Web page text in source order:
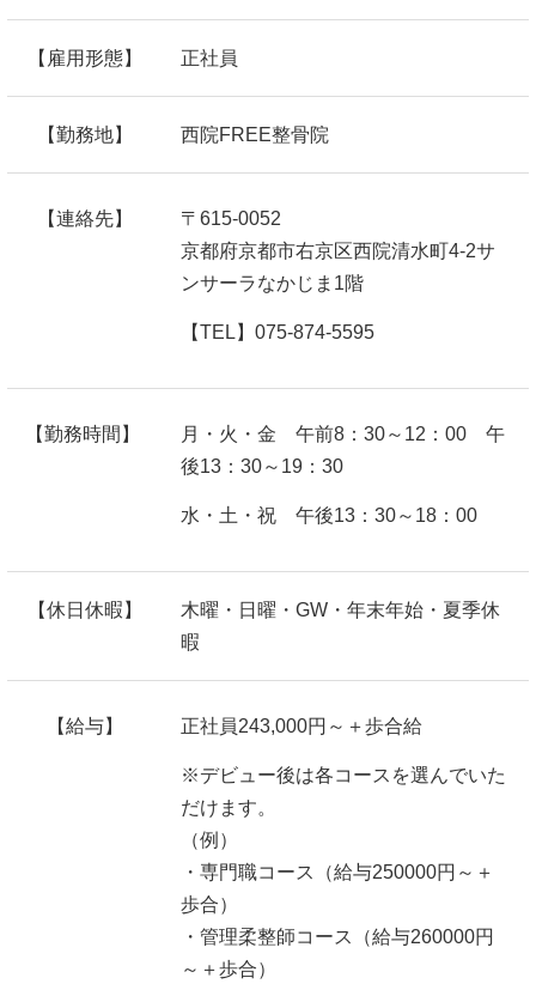
【雇用形態】 正社員
【勤務地】 西院FREE整骨院
【連絡先】
〒615-0052
京都府京都市右京区西院清水町4-2サ
ンサーラなかじま1階
【TEL】075-874-5595
【勤務時間】
月・火・金 午前8：30～12：00 午
後13：30～19：30
水・土・祝 午後13：30～18：00
【休日休暇】
木曜・日曜・GW・年末年始・夏季休
暇
【給与】 正社員243,000円～＋歩合給
※デビュー後は各コースを選んでいた
だけます。
（例）
・専門職コース（給与250000円～＋
歩合）
・管理柔整師コース（給与260000円
～＋歩合）